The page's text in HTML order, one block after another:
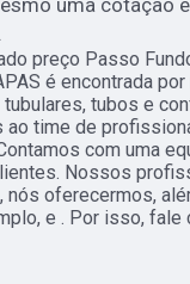
preço Passo
é encontrada
tubos e
time de
com uma
Nossos
nós oferecermos,
e . Por isso, fale